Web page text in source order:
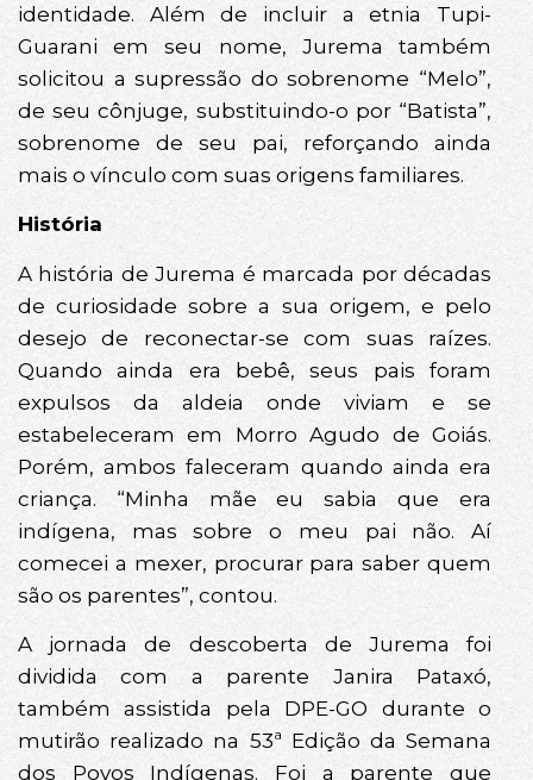
identidade. Além de incluir a etnia Tupi-
Guarani em seu nome, Jurema também
solicitou a supressão do sobrenome “Melo”,
de seu cônjuge, substituindo-o por “Batista”,
sobrenome de seu pai, reforçando ainda
mais o vínculo com suas origens familiares.
História
A história de Jurema é marcada por décadas
de curiosidade sobre a sua origem, e pelo
desejo de reconectar-se com suas raízes.
Quando ainda era bebê, seus pais foram
expulsos da aldeia onde viviam e se
estabeleceram em Morro Agudo de Goiás.
Porém, ambos faleceram quando ainda era
criança. “Minha mãe eu sabia que era
indígena, mas sobre o meu pai não. Aí
comecei a mexer, procurar para saber quem
são os parentes”, contou.
A jornada de descoberta de Jurema foi
dividida com a parente Janira Pataxó,
também assistida pela DPE-GO durante o
mutirão realizado na 53ª Edição da Semana
dos Povos Indígenas. Foi a parente que